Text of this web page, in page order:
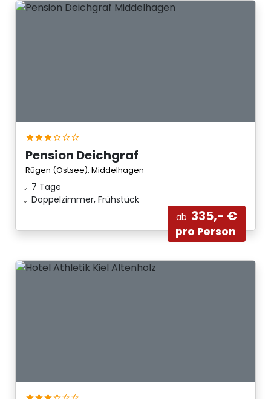
Pension Deichgraf
Rügen (Ostsee), Middelhagen
7 Tage
Doppelzimmer, Frühstück
ab 335,- €
pro Person